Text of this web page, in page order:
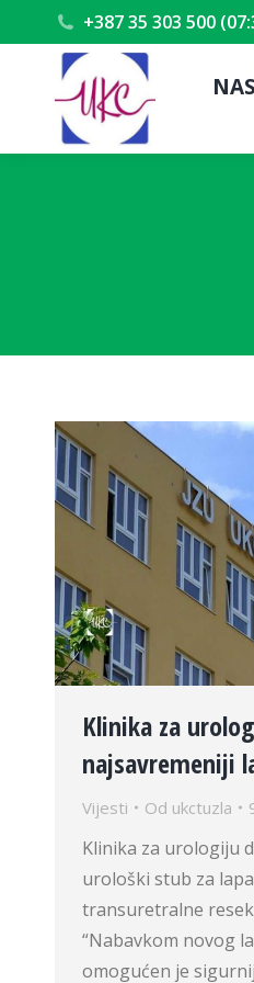
+387 35 303 500
Klinika za
najsavremeniji
Vijesti Od ukctuzla
Klinika za urologiju
urološki stub za
transuretralne
“Nabavkom novog
omogućen je